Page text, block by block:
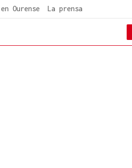
Ourense La prensa